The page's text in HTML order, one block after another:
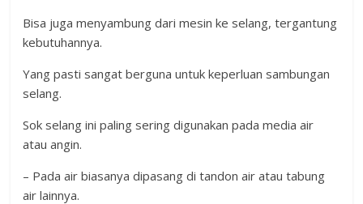
Bisa juga menyambung dari mesin ke selang, tergantung
kebutuhannya.
Yang pasti sangat berguna untuk keperluan sambungan
selang.
Sok selang ini paling sering digunakan pada media air
atau angin.
– Pada air biasanya dipasang di tandon air atau tabung
air lainnya.